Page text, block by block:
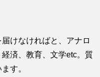
けなければと、アナロ
済、教育、文学etc。質
す。